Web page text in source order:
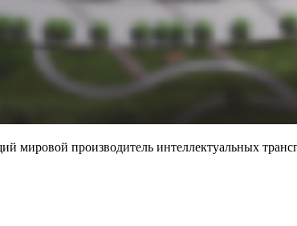
мировой производитель интеллектуальных